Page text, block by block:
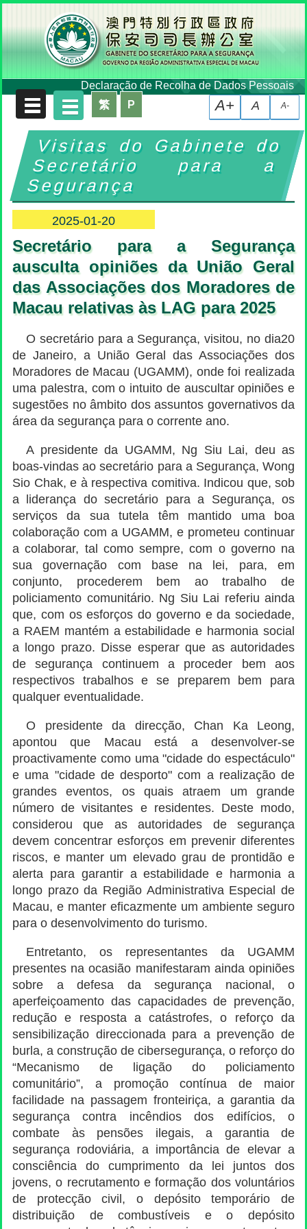
Declaração de Recolha de Dados Pessoais
A-
A
A+
繁 P
Visitas do Gabinete do
Secretário para a
Segurança
2025-01-20
Secretário para a Segurança
ausculta opiniões da União Geral
das Associações dos Moradores de
Macau relativas às LAG para 2025
O secretário para a Segurança, visitou, no dia20
de Janeiro, a União Geral das Associações dos
Moradores de Macau (UGAMM), onde foi realizada
uma palestra, com o intuito de auscultar opiniões e
sugestões no âmbito dos assuntos governativos da
área da segurança para o corrente ano.
A presidente da UGAMM, Ng Siu Lai, deu as
boas-vindas ao secretário para a Segurança, Wong
Sio Chak, e à respectiva comitiva. Indicou que, sob
a liderança do secretário para a Segurança, os
serviços da sua tutela têm mantido uma boa
colaboração com a UGAMM, e prometeu continuar
a colaborar, tal como sempre, com o governo na
sua governação com base na lei, para, em
conjunto, procederem bem ao trabalho de
policiamento comunitário. Ng Siu Lai referiu ainda
que, com os esforços do governo e da sociedade,
a RAEM mantém a estabilidade e harmonia social
a longo prazo. Disse esperar que as autoridades
de segurança continuem a proceder bem aos
respectivos trabalhos e se preparem bem para
qualquer eventualidade.
O presidente da direcção, Chan Ka Leong,
apontou que Macau está a desenvolver-se
proactivamente como uma "cidade do espectáculo"
e uma "cidade de desporto" com a realização de
grandes eventos, os quais atraem um grande
número de visitantes e residentes. Deste modo,
considerou que as autoridades de segurança
devem concentrar esforços em prevenir diferentes
riscos, e manter um elevado grau de prontidão e
alerta para garantir a estabilidade e harmonia a
longo prazo da Região Administrativa Especial de
Macau, e manter eficazmente um ambiente seguro
para o desenvolvimento do turismo.
Entretanto, os representantes da UGAMM
presentes na ocasião manifestaram ainda opiniões
sobre a defesa da segurança nacional, o
aperfeiçoamento das capacidades de prevenção,
redução e resposta a catástrofes, o reforço da
sensibilização direccionada para a prevenção de
burla, a construção de cibersegurança, o reforço do
“Mecanismo de ligação do policiamento
comunitário”, a promoção contínua de maior
facilidade na passagem fronteiriça, a garantia da
segurança contra incêndios dos edifícios, o
combate às pensões ilegais, a garantia de
segurança rodoviária, a importância de elevar a
consciência do cumprimento da lei juntos dos
jovens, o recrutamento e formação dos voluntários
de protecção civil, o depósito temporário de
distribuição de combustíveis e o depósito